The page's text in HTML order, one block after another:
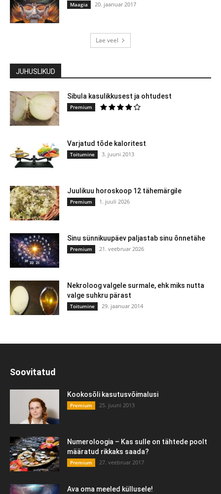
Maagia 20. jaanuar 2017
Lae veel
JUHUSLIKUD
Sibula kasulikkusest ja ohtudest
Premium
Varjatud tõde kaloritest
Toitumine 3. juuni 2013
Juulikuu horoskoop 12 tähemärgile
Premium 1. juuli 2026
Sinu sünnikuupäev paljastab sinu õnnetähe
Premium 21. veebruar 2026
Nekroloog valgele surmale, ehk miks nutta
valge suhkru pärast
Toitumine 29. jaanuar 2014
Soovitatud
Kookosõli kasutusvõimalusi
Premium 25. juuni 2013
Numeroloogia – Kas sulle on tähtede poolt
määratud rikkaks saada?
Premium 27. veebruar 2017
Ava oma meeled küllusele!